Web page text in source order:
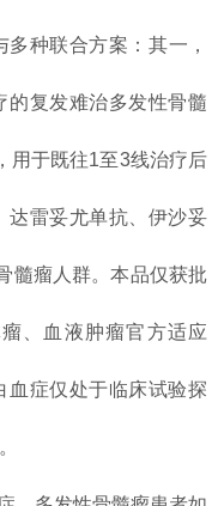
种联合方案：其一，
的复发难治多发性骨髓
用于既往1至3线治疗后
达雷妥尤单抗、伊沙妥
髓瘤人群。本品仅获批
、血液肿瘤官方适应
血症仅处于临床试验探